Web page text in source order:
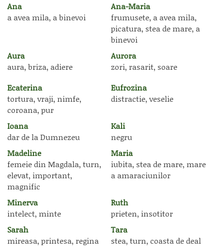
Ana
a avea mila, a binevoi
Ana-Maria
frumusete, a avea mila,
picatura, stea de mare, a
binevoi
Aura
aura, briza, adiere
Aurora
zori, rasarit, soare
Ecaterina
tortura, vraji, nimfe,
coroana, pur
Eufrozina
distractie, veselie
Ioana
dar de la Dumnezeu
Kali
negru
Madeline
femeie din Magdala, turn,
elevat, important,
magnific
Maria
iubita, stea de mare, mare
a amaraciunilor
Minerva
intelect, minte
Ruth
prieten, insotitor
Sarah
mireasa, printesa, regina
Tara
stea, turn, coasta de deal